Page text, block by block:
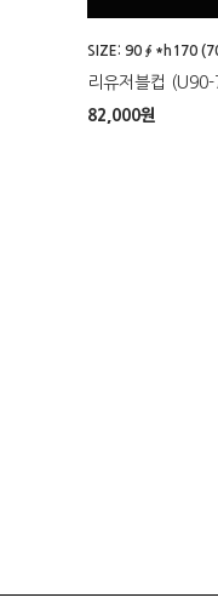
SIZE: 90∮*h170
리유저블컵
82,000원